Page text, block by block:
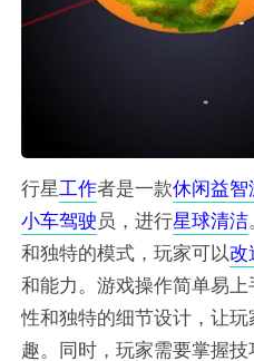
行星工作者是一款休闲益智
小车驾驶 员，进行星球清洁
和独特的模式，玩家可以改
和能力。游戏操作简单易
性和独特的细节设计，让
趣。同时，玩家需要掌握